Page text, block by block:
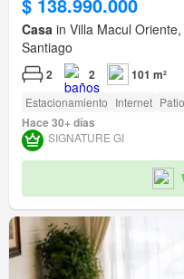
$ 138.990.000
Casa in Villa Macul
Santiago
2 2 101 m²
Estacionamiento Internet Patio
Hace 30+ días
SIGNATURE GI